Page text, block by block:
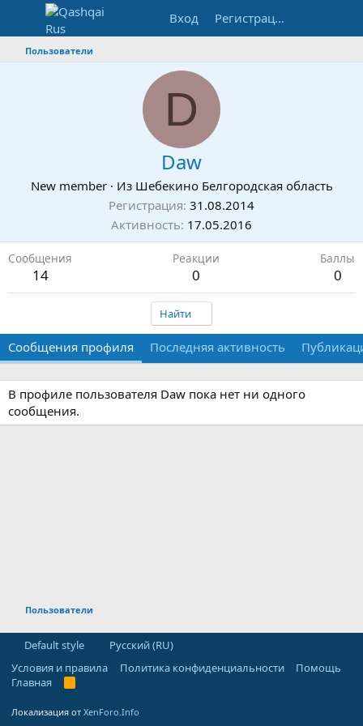
Вход Регистрация
Пользователи
D
Daw
New member · Из Шебекино Белгородская область
Регистрация 31.08.2014
Активность 17.05.2016
Сообщения
14
Реакции
0
Баллы
0
Найти
Сообщения профиля Последняя активность
В профиле пользователя Daw пока нет ни одного
сообщения.
Пользователи
Default style
Русский (RU)
Условия и правила
Политика конфиденциальности
Помощь
Главная
R
Локализация от XenForo.Info